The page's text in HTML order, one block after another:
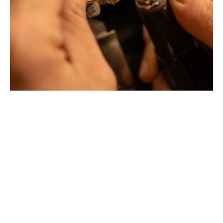
Philippe & mathieu tournaire
Creative jewelers, revolutionize the codes of traditional
Jewellery with unusual shapes and colors. Beyond
fashion, Tournaire has forged its style of character and
elevation by drawing on its travels and encounters.
La Maison Tournaire opened its doors in 1984 in
Montbrison, France, and today offers its jewelry in